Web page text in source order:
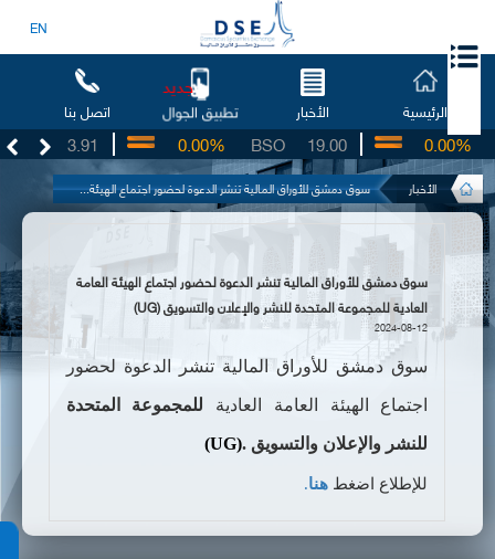
EN
الرئيسية الأخبار تطبيق الجوال
جديد
اتصل بنا
3.91
UG 19.00
BSO
0.00% 0.00%
الأخبار سوق دمشق للأوراق المالية تنشر الدعوة لحضور اجتماع الهيئة...
سوق دمشق للأوراق المالية تنشر الدعوة لحضور اجتماع الهيئة العامة
العادية للمجموعة المتحدة للنشر والإعلان والتسويق (UG)
2024-08-12
سوق دمشق للأوراق المالية تنشر الدعوة لحضور
اجتماع الهيئة العامة العادية للمجموعة المتحدة
للنشر والإعلان والتسويق .
(UG)
للإطلاع اضغط هنا.